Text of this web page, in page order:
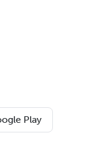
Play